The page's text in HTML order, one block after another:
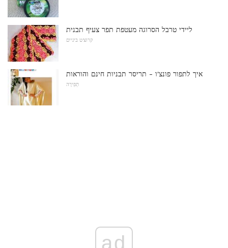
ליידי טרבל הסרוגה מעטפת תפר צעיף תבנית
קרוצ'ט ביניים
איך לתפור פונצ'ו - תריסר תבניות חינם והוראות
תְפִירָה
ad